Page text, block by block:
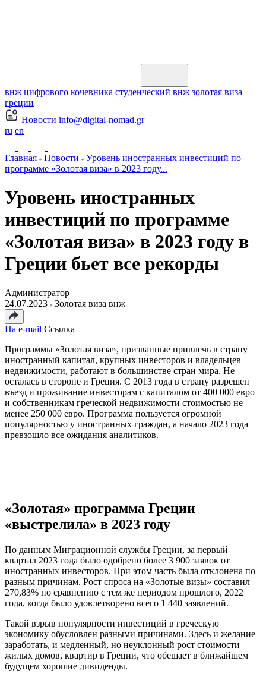
внж цифрового кочевника студенческий внж золотая виза
греции
Новости info@digital-nomad.gr
ru en
Главная Новости
Уровень иностранных инвестиций по
программе «Золотая виза» в 2023 году...
Уровень иностранных
инвестиций по программе
«Золотая виза» в 2023 году в
Греции бьет все рекорды
Администратор
24.07.2023
Золотая виза внж
На e-mail Ссылка
Программы «Золотая виза», призванные привлечь в страну
иностранный капитал, крупных инвесторов и владельцев
недвижимости, работают в большинстве стран мира. Не
осталась в стороне и Греция. С 2013 года в страну разрешен
въезд и проживание инвесторам с капиталом от 400 000 евро
и собственникам греческой недвижимости стоимостью не
менее 250 000 евро. Программа пользуется огромной
популярностью у иностранных граждан, а начало 2023 года
превзошло все ожидания аналитиков.
«Золотая» программа Греции
«выстрелила» в 2023 году
По данным Миграционной службы Греции, за первый
квартал 2023 года было одобрено более 3 900 заявок от
иностранных инвесторов. При этом часть была отклонена по
разным причинам. Рост спроса на «Золотые визы» составил
270,83% по сравнению с тем же периодом прошлого, 2022
года, когда было удовлетворено всего 1 440 заявлений.
Такой взрыв популярности инвестиций в греческую
экономику обусловлен разными причинами. Здесь и желание
заработать, и медленный, но неуклонный рост стоимости
жилых домов, квартир в Греции, что обещает в ближайшем
будущем хорошие дивиденды.